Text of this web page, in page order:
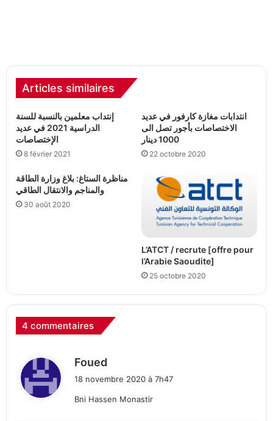
Articles similaires
إنتداب معلمين بالنسبة للسنة
الدراسية 2021 في عديد
الإختصاصات
8 février 2021
انتدابات مغازة كارفور في عديد
الاختصاصات بأجور تصل الى
1000 دينار
22 octobre 2020
مناظرة الستاغ: بلاغ وزارة الطاقة
والمناجم والانتقال الطاقي
30 août 2020
L’ATCT / recrute [offre pour
l’Arabie Saoudite]
25 octobre 2020
4 commentaires
Foued
18 novembre 2020 à 7h47
Bni Hassen Monastir